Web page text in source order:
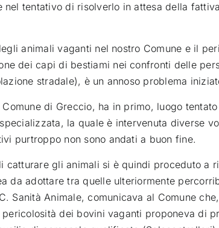
nel tentativo di risolverlo in attesa della
animali vaganti nel nostro Comune e il
dei capi di bestiami nei confronti delle
stradale), è un annoso problema
di Greccio, ha in primo, luogo
la quale è intervenuta diverse
purtroppo non sono andati a buon fine.
catturare gli animali si è quindi proceduto a
da adottare tra quelle ulteriormente
Sanità Animale, comunicava al Comune
pericolosità dei bovini vaganti proponeva di